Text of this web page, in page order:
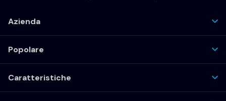
Azienda
Popolare
Caratteristiche